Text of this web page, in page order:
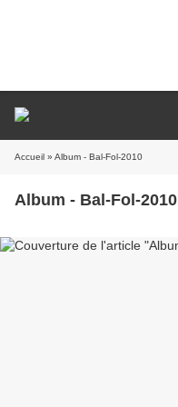
Accueil » Album - Bal-Fol-2010
Album - Bal-Fol-2010